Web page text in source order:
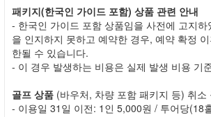
패키지(한국인 가이드 포함) 상품 관련 안내
- 한국인 가이드 포함 상품임을 사전에 고지하
을 인지하지 못하고 예약한 경우, 예약 확정
한될 수 있습니다.
- 이 경우 발생하는 비용은 실제 발생 비용 기
골프 상품 (바우처, 차량 포함 패키지 등) 취소
- 이용일 31일 이전: 1인 5,000원 / 투어당(18